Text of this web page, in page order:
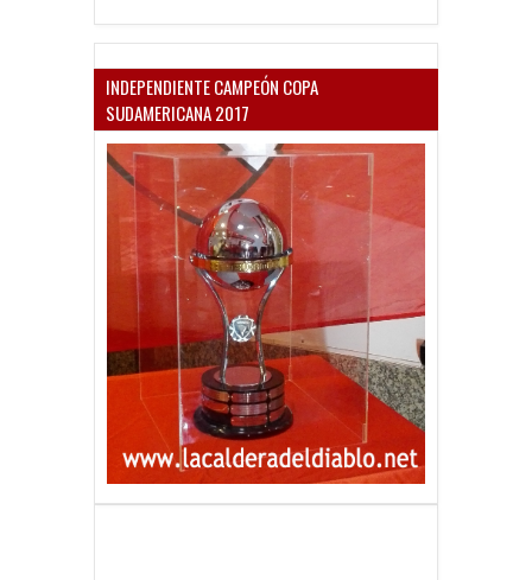
INDEPENDIENTE CAMPEÓN COPA
SUDAMERICANA 2017